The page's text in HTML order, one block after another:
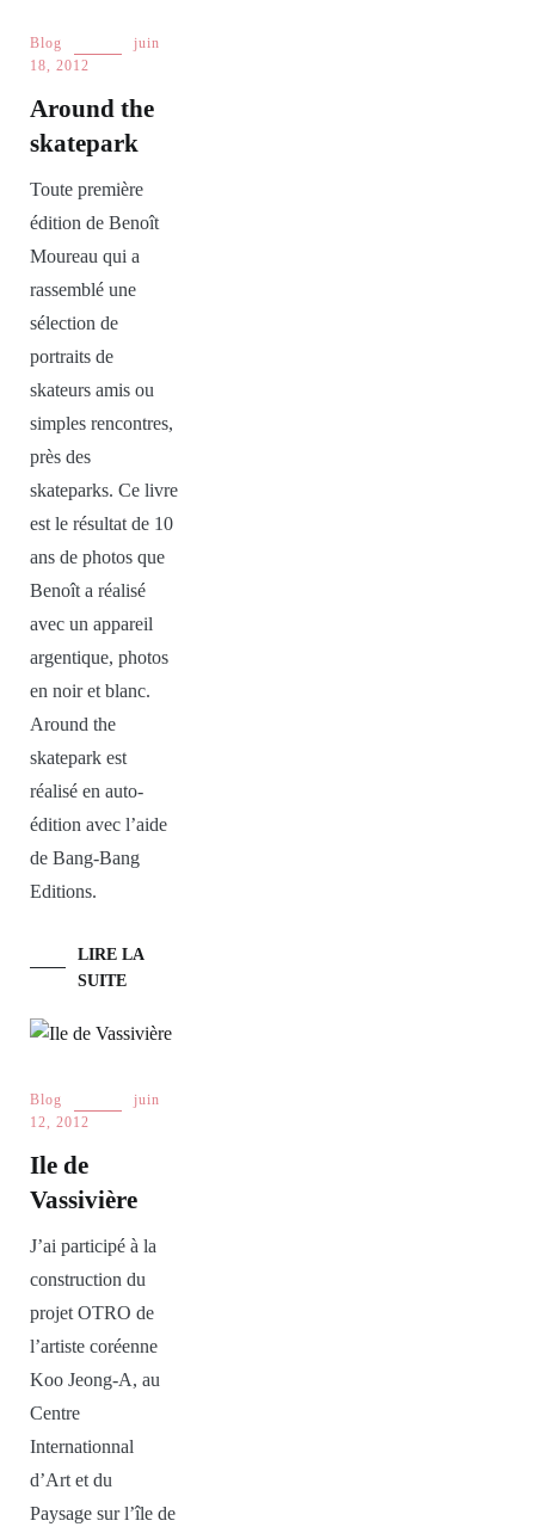
Blog
juin
18, 2012
Around the
skatepark
Toute première
édition de Benoît
Moureau qui a
rassemblé une
sélection de
portraits de
skateurs amis ou
simples rencontres,
près des
skateparks. Ce livre
est le résultat de 10
ans de photos que
Benoît a réalisé
avec un appareil
argentique, photos
en noir et blanc.
Around the
skatepark est
réalisé en auto-
édition avec l’aide
de Bang-Bang
Editions.
LIRE LA
SUITE
Blog
juin
12, 2012
Ile de
Vassivière
J’ai participé à la
construction du
projet OTRO de
l’artiste coréenne
Koo Jeong-A, au
Centre
Internationnal
d’Art et du
Paysage sur l’île de